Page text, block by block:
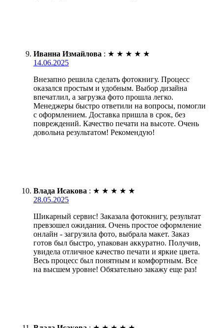
Иванна Измайлова : ★ ★ ★ ★ ★
14.06.2025
Внезапно решила сделать фотокнигу. Процесс
оказался простым и удобным. Выбор дизайна
впечатлил, а загрузка фото прошла легко.
Менеджеры быстро ответили на вопросы, помогли
с оформлением. Доставка пришла в срок, без
повреждений. Качество печати на высоте. Очень
довольна результатом! Рекомендую!
Влада Исакова : ★ ★ ★ ★ ★
28.05.2025
Шикарный сервис! Заказала фотокнигу, результат
превзошел ожидания. Очень простое оформление
онлайн - загрузила фото, выбрала макет. Заказ
готов был быстро, упакован аккуратно. Получив,
увидела отличное качество печати и яркие цвета.
Весь процесс был понятным и комфортным. Все
на высшем уровне! Обязательно закажу еще раз!